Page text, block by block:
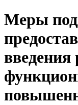
Меры